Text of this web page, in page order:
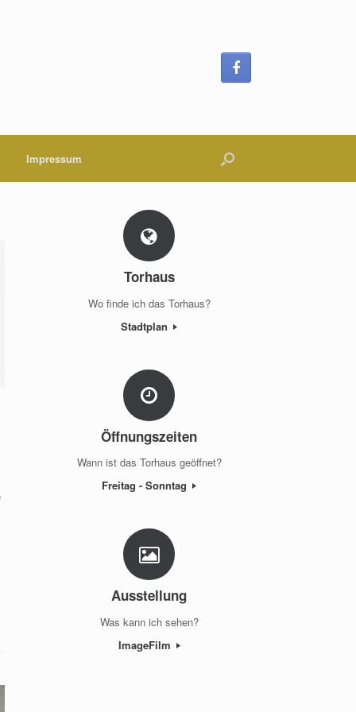
Impressum
Torhaus
Wo finde ich das Torhaus?
Stadtplan
Öffnungszeiten
Wann ist das Torhaus geöffnet?
Freitag - Sonntag
Ausstellung
Was kann ich sehen?
ImageFilm